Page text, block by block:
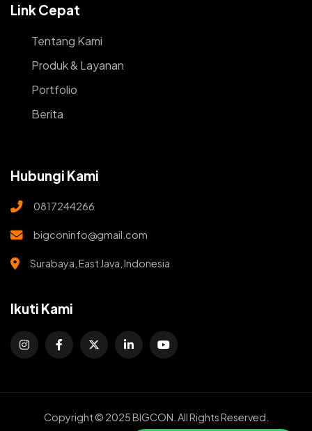
Link Cepat
Tentang Kami
Produk & Layanan
Portfolio
Berita
Hubungi Kami
0817244266
bigconinfo@gmail.com
Surabaya, East Java, Indonesia
Ikuti Kami
Copyright © 2025 BIGCON. All Rights Reserved.